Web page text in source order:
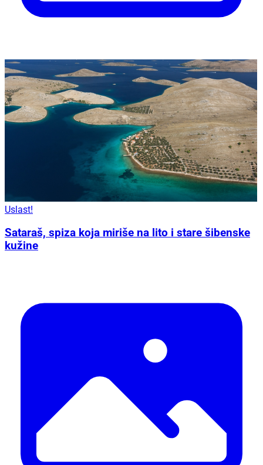
Uslast!
Sataraš, spiza koja miriše na lito i stare šibenske
kužine